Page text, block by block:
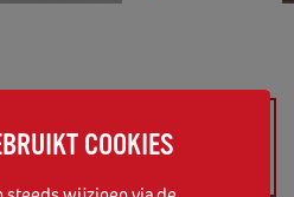
BEREIDEN IN 7 STAPPEN
COOKIES